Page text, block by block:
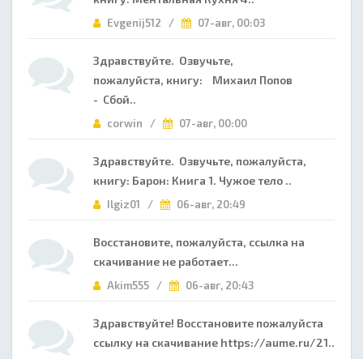
Evgenij512 / 07-авг, 00:03
Здравствуйте. Озвучьте,
пожалуйста, книгу: Михаил Попов
- Сбой..
corwin / 07-авг, 00:00
Здравствуйте. Озвучьте, пожалуйста,
книгу: Барон: Книга 1. Чужое тело ..
Ilgiz01 / 06-авг, 20:49
Восстановите, пожалуйста, ссылка на
скачивание не работает...
Akim555 / 06-авг, 20:43
Здравствуйте! Восстановите пожалуйста
ссылку на скачивание https://aume.ru/21..